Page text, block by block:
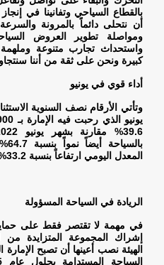
بالقطاع السياحي وتفانينا في
أن نتحلى دائماً بالمرونة
ومواصلة تطوير العروض
واستحداث تجارب متنوعة
كبيرة ونحن على ثقة من أننا سنتجاوز
أداء قوي في يونيو
وتأتي الأرقام نصف السنوية
المعدل اليومي ارتفاعاً بنسبة 33.2% و6.7% على التوالي
الريادة في السياحة المسؤولة
في مهمة لا تقتصر فقط على حماية
إشراك المجموعة المتزايدة
الهيئة نصب أعينها أن تصبح